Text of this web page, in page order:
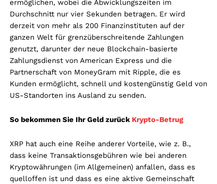
ermöglichen, wobei die Abwicklungszeiten im
Durchschnitt nur vier Sekunden betragen. Er wird
derzeit von mehr als 200 Finanzinstituten auf der
ganzen Welt für grenzüberschreitende Zahlungen
genutzt, darunter der neue Blockchain-basierte
Zahlungsdienst von American Express und die
Partnerschaft von MoneyGram mit Ripple, die es
Kunden ermöglicht, schnell und kostengünstig Geld von
US-Standorten ins Ausland zu senden.
So bekommen Sie Ihr Geld zurück Krypto-Betrug
XRP hat auch eine Reihe anderer Vorteile, wie z. B.,
dass keine Transaktionsgebühren wie bei anderen
Kryptowährungen (im Allgemeinen) anfallen, dass es
quelloffen ist und dass es eine aktive Gemeinschaft